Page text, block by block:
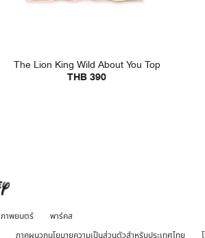
The Lion King Wild About You Top
THB 390
ภาพยนตร์
พาร์คส
ภาคผนวกนโยบายความเป็นส่วนตัวสำหรับประเทศไทย